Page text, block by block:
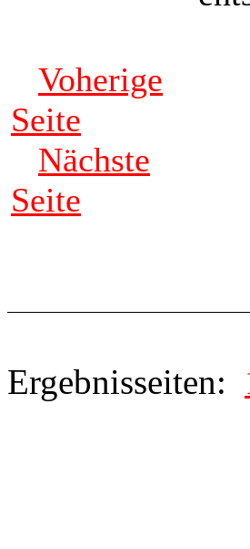
Voherige
Seite
Nächste
Seite
Ergebnisseiten: